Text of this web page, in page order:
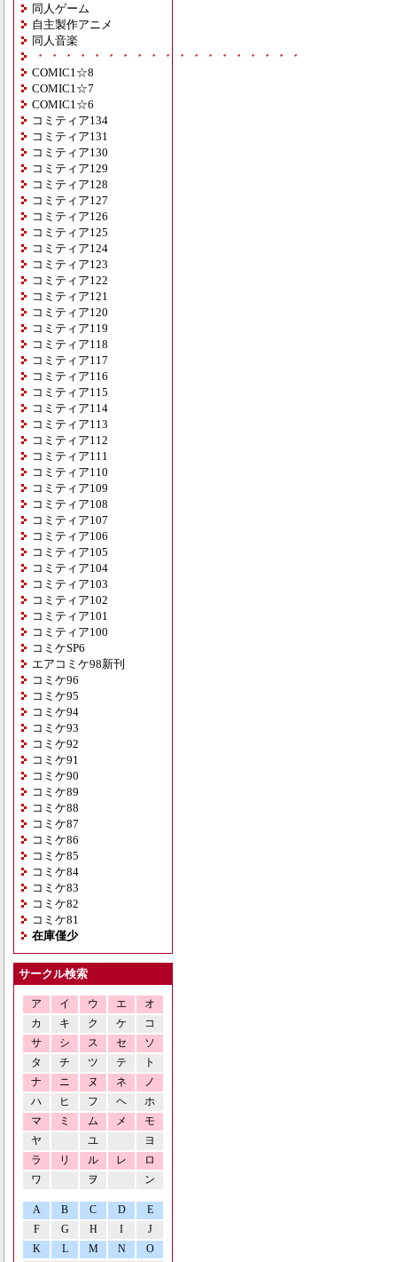
同人ゲーム
自主製作アニメ
同人音楽
・・・・・・・・・・・・・・・・・・・
COMIC1☆8
COMIC1☆7
COMIC1☆6
コミティア134
コミティア131
コミティア130
コミティア129
コミティア128
コミティア127
コミティア126
コミティア125
コミティア124
コミティア123
コミティア122
コミティア121
コミティア120
コミティア119
コミティア118
コミティア117
コミティア116
コミティア115
コミティア114
コミティア113
コミティア112
コミティア111
コミティア110
コミティア109
コミティア108
コミティア107
コミティア106
コミティア105
コミティア104
コミティア103
コミティア102
コミティア101
コミティア100
コミケSP6
エアコミケ98新刊
コミケ96
コミケ95
コミケ94
コミケ93
コミケ92
コミケ91
コミケ90
コミケ89
コミケ88
コミケ87
コミケ86
コミケ85
コミケ84
コミケ83
コミケ82
コミケ81
在庫僅少
サークル検索
ア イ ウ エ
オ
カ
キ ク ケ
コ
サ
シ ス セ
ソ
タ
チ ツ テ
ト
ナ
ニ ヌ ネ
ノ
ハ
ヒ フ ヘ
ホ
マ
ミ ム メ
モ
ヤ
ユ
ヨ
ラ
リ ル レ
ロ
ワ
ヲ ン
A B C D
E
F
G H I
J
K
L M N O